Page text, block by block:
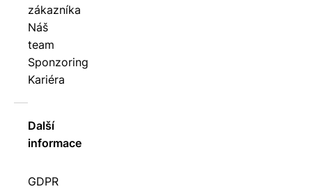
zákazníka
Náš
team
Sponzoring
Kariéra
Další
informace
GDPR